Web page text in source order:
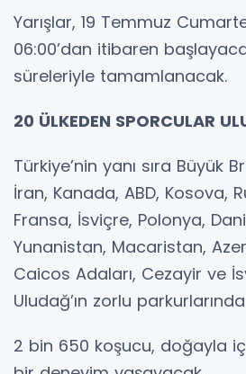
Yarışlar, 19 Temmuz
06:00’dan itibaren
süreleriyle tamamlanacak.
20 ÜLKEDEN SPORCULAR
Türkiye’nin yanı sıra Büyük
İran, Kanada, ABD, Kosova,
Fransa, İsviçre, Polonya,
Yunanistan, Macaristan,
Caicos Adaları, Cezayir ve
Uludağ’ın zorlu
2 bin 650 koşucu, doğayla